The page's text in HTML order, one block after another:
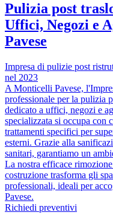
Pulizia post
Uffici, Negozi e
Pavese
Impresa di pulizie post
nel 2023
A Monticelli Pavese,
professionale per la pulizia
dedicato a uffici, negozi e
specializzata si occupa con
trattamenti specifici per
esterni. Grazie alla
sanitari, garantiamo un
La nostra efficace
costruzione trasforma gli
professionali, ideali per
Pavese.
Richiedi preventivi